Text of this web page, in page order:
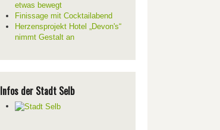
etwas bewegt
Finissage mit Cocktailabend
Herzensprojekt Hotel „Devon's“
nimmt Gestalt an
Infos der Stadt Selb